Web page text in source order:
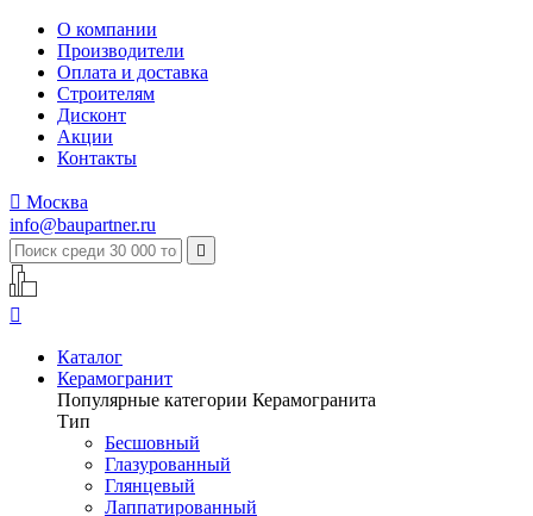
О компании
Производители
Оплата и доставка
Строителям
Дисконт
Акции
Контакты
 Москва
info@baupartner.ru


Каталог
Керамогранит
Популярные категории Керамогранита
Тип
Бесшовный
Глазурованный
Глянцевый
Лаппатированный